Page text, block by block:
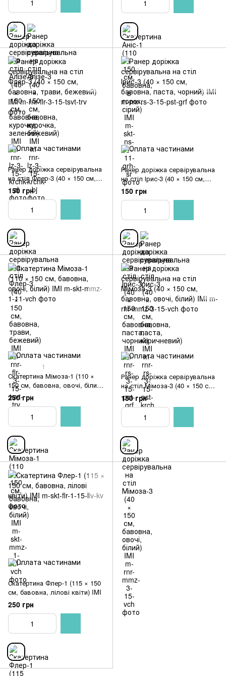
Ранер доріжка сервірувальна
на стіл Флер-3 (40 × 150 см,
бавовна, трави, бежевий) IMI
150 грн
Ранер доріжка сервірувальна
на стіл Ірис-3 (40 × 150 см,
бавовна, паста, чорний) IMI
150 грн
1
Скатертина Мімоза-1 (110 ×
150 см, бавовна, овочі, білий)
IMI
250 грн
Ранер доріжка сервірувальна
на стіл Мімоза-3 (40 × 150 см,
бавовна, овочі, білий) IMI
150 грн
Скатертина Флер-1 (115 × 150
см, бавовна, лілові квіти) IMI
250 грн